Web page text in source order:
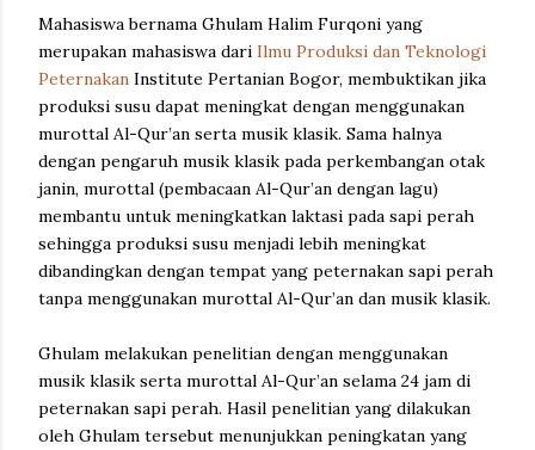
Mahasiswa bernama Ghulam Halim Furqoni yang
merupakan mahasiswa dari Ilmu Produksi dan Teknologi
Peternakan Institute Pertanian Bogor, membuktikan jika
produksi susu dapat meningkat dengan menggunakan
murottal Al-Qur’an serta musik klasik. Sama halnya
dengan pengaruh musik klasik pada perkembangan otak
janin, murottal (pembacaan Al-Qur’an dengan lagu)
membantu untuk meningkatkan laktasi pada sapi perah
sehingga produksi susu menjadi lebih meningkat
dibandingkan dengan tempat yang peternakan sapi perah
tanpa menggunakan murottal Al-Qur’an dan musik klasik.
Ghulam melakukan penelitian dengan menggunakan
musik klasik serta murottal Al-Qur’an selama 24 jam di
peternakan sapi perah. Hasil penelitian yang dilakukan
oleh Ghulam tersebut menunjukkan peningkatan yang